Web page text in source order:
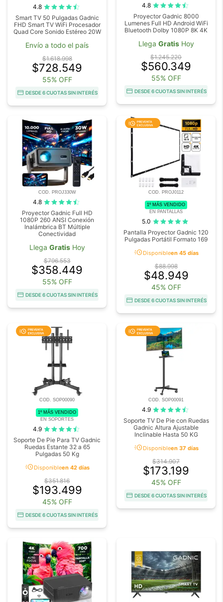
4.8
Smart TV 50 Pulgadas Gadnic
FHD Smart TV WiFi Procesador
Quad Core Sonido Estéreo 20W
Envío a todo el país
$1.618.998
$728.549
55% OFF
DESDE 6 CUOTAS SIN INTERÉS
4.8
Proyector Gadnic 8000
Lumenes Full HD Android WiFi
Bluetooth Dolby 1080P 8K 4K
Llega GratisHoy
$1.245.220
$560.349
55% OFF
DESDE 6 CUOTAS SIN INTERÉS
COD. PROJ330W
4.8
Proyector Gadnic Full HD
1080P 260 ANSI Conexión
Inalámbrica BT Múltiple
Conectividad
Llega GratisHoy
$796.553
$358.449
55% OFF
DESDE 6 CUOTAS SIN INTERÉS
COD. PROJ0112
1º MÁS VENDIDO
EN PANTALLAS
5.0
Pantalla Proyector Gadnic 120
Pulgadas Portátil Formato 169
acuteDisponibleen 45 días
$88.998
$48.949
45% OFF
DESDE 6 CUOTAS SIN INTERÉS
COD. SOP00090
1º MÁS VENDIDO
EN SOPORTES
4.9
Soporte De Pie Para TV Gadnic
Ruedas Estante 32 a 65
Pulgadas 50 Kg
acuteDisponibleen 42 días
$351.816
$193.499
45% OFF
DESDE 6 CUOTAS SIN INTERÉS
COD. SOP00091
4.9
Soporte TV De Pie con Ruedas
Gadnic Altura Ajustable
Inclinable Hasta 50 KG
acuteDisponibleen 37 días
$314.907
$173.199
45% OFF
DESDE 6 CUOTAS SIN INTERÉS